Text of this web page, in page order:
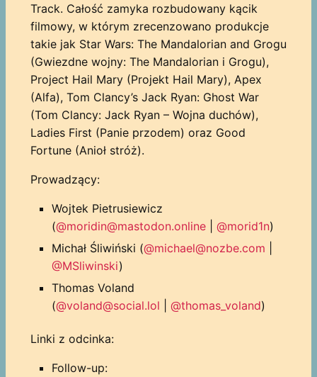
Track. Całość zamyka rozbudowany kącik
filmowy, w którym zrecenzowano produkcje
takie jak Star Wars: The Mandalorian and Grogu
(Gwiezdne wojny: The Mandalorian i Grogu),
Project Hail Mary (Projekt Hail Mary), Apex
(Alfa), Tom Clancy’s Jack Ryan: Ghost War
(Tom Clancy: Jack Ryan – Wojna duchów),
Ladies First (Panie przodem) oraz Good
Fortune (Anioł stróż).
Prowadzący:
Wojtek Pietrusiewicz
(@moridin@mastodon.online| @morid1n)
Michał Śliwiński (@michael@nozbe.com
@MSliwinski)
Thomas Voland
(@voland@social.lol @thomas_voland)
Linki z odcinka:
Follow-up: